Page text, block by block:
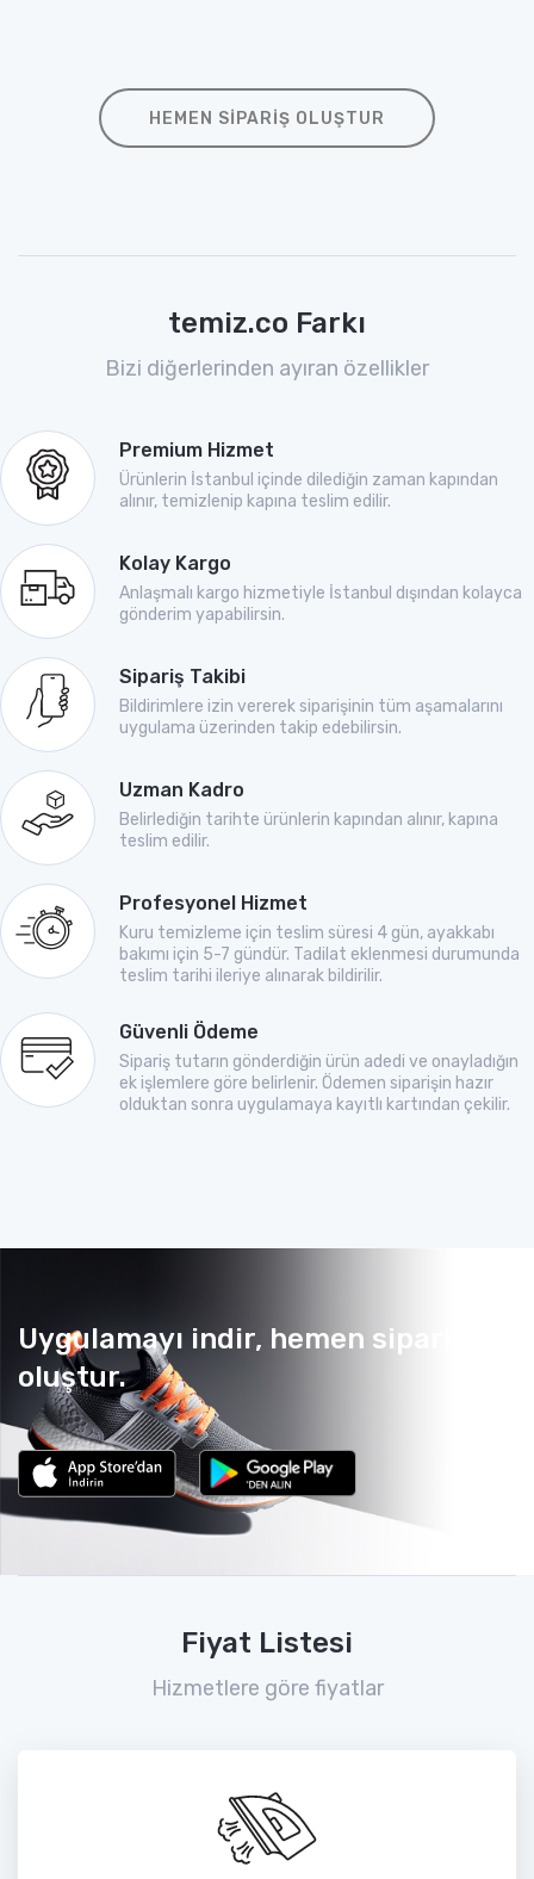
HEMEN SIPARIŞ OLUŞTUR
temiz.co Farkı
Bizi diğerlerinden ayıran özellikler
Premium Hizmet
Ürünlerin İstanbul içinde dilediğin zaman kapından
alınır, temizlenip kapına teslim edilir.
Kolay Kargo
Anlaşmalı kargo hizmetiyle İstanbul dışından kolayca
gönderim yapabilirsin.
Sipariş Takibi
Bildirimlere izin vererek siparişinin tüm aşamalarını
uygulama üzerinden takip edebilirsin.
Uzman Kadro
Belirlediğin tarihte ürünlerin kapından alınır, kapına
teslim edilir.
Profesyonel Hizmet
Kuru temizleme için teslim süresi 4 gün, ayakkabı
bakımı için 5-7 gündür. Tadilat eklenmesi durumunda
teslim tarihi ileriye alınarak bildirilir.
Güvenli Ödeme
Sipariş tutarın gönderdiğin ürün adedi ve onayladığın
ek işlemlere göre belirlenir. Ödemen siparişin hazır
olduktan sonra uygulamaya kayıtlı kartından çekilir.
Uygulamayı indir, hemen sipariş
oluştur.
Fiyat Listesi
Hizmetlere göre fiyatlar